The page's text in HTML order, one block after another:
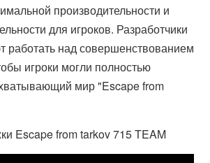
производительности и
для игроков. Разработчики
работать над совершенствованием
игроки могли полностью
мир "Escape from
Escape from tarkov 715 TEAM